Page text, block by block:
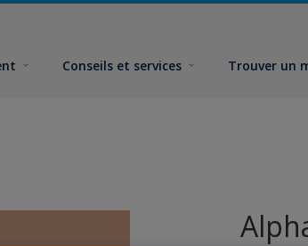
Conseils et services Trouver un